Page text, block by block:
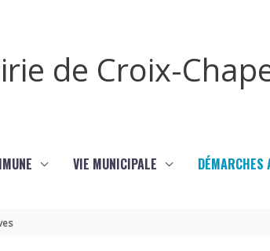
de Croix-
VIE MUNICIPALE